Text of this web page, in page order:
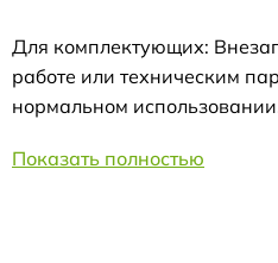
Для комплектующих:
работе или техническим
нормальном
Показать полностью